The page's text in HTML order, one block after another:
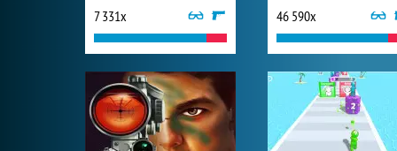
7 331x 46 590x